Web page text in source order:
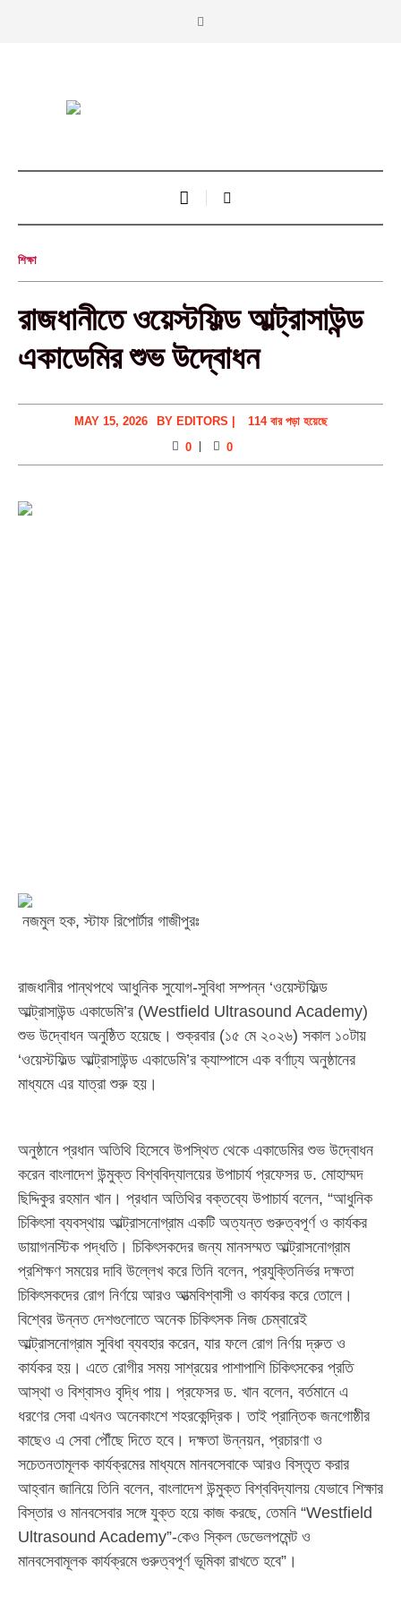
শিক্ষা
রাজধানীতে ওয়েস্টফিল্ড আল্ট্রাসাউন্ড
একাডেমির শুভ উদ্বোধন
MAY 15, 2026 BY EDITORS
114 বার পড়া হয়েছে
0
0
নজমুল হক, স্টাফ রিপোর্টার গাজীপুরঃ
রাজধানীর পান্থপথে আধুনিক সুযোগ-সুবিধা সম্পন্ন ‘ওয়েস্টফিল্ড
আল্ট্রাসাউন্ড একাডেমি’র (Westfield Ultrasound Academy)
শুভ উদ্বোধন অনুষ্ঠিত হয়েছে। শুক্রবার (১৫ মে ২০২৬) সকাল ১০টায়
‘ওয়েস্টফিল্ড আল্ট্রাসাউন্ড একাডেমি’র ক্যাম্পাসে এক বর্ণাঢ্য অনুষ্ঠানের
মাধ্যমে এর যাত্রা শুরু হয়।
অনুষ্ঠানে প্রধান অতিথি হিসেবে উপস্থিত থেকে একাডেমির শুভ উদ্বোধন
করেন বাংলাদেশ উন্মুক্ত বিশ্ববিদ্যালয়ের উপাচার্য প্রফেসর ড. মোহাম্মদ
ছিদ্দিকুর রহমান খান। প্রধান অতিথির বক্তব্যে উপাচার্য বলেন, “আধুনিক
চিকিৎসা ব্যবস্থায় আল্ট্রাসনোগ্রাম একটি অত্যন্ত গুরুত্বপূর্ণ ও কার্যকর
ডায়াগনস্টিক পদ্ধতি। চিকিৎসকদের জন্য মানসম্মত আল্ট্রাসনোগ্রাম
প্রশিক্ষণ সময়ের দাবি উল্লেখ করে তিনি বলেন, প্রযুক্তিনির্ভর দক্ষতা
চিকিৎসকদের রোগ নির্ণয়ে আরও আত্মবিশ্বাসী ও কার্যকর করে তোলে।
বিশ্বের উন্নত দেশগুলোতে অনেক চিকিৎসক নিজ চেম্বারেই
আল্ট্রাসনোগ্রাম সুবিধা ব্যবহার করেন, যার ফলে রোগ নির্ণয় দ্রুত ও
কার্যকর হয়। এতে রোগীর সময় সাশ্রয়ের পাশাপাশি চিকিৎসকের প্রতি
আস্থা ও বিশ্বাসও বৃদ্ধি পায়। প্রফেসর ড. খান বলেন, বর্তমানে এ
ধরণের সেবা এখনও অনেকাংশে শহরকেন্দ্রিক। তাই প্রান্তিক জনগোষ্ঠীর
কাছেও এ সেবা পৌঁছে দিতে হবে। দক্ষতা উন্নয়ন, প্রচারণা ও
সচেতনতামূলক কার্যক্রমের মাধ্যমে মানবসেবাকে আরও বিস্তৃত করার
আহ্বান জানিয়ে তিনি বলেন, বাংলাদেশ উন্মুক্ত বিশ্ববিদ্যালয় যেভাবে শিক্ষার
বিস্তার ও মানবসেবার সঙ্গে যুক্ত হয়ে কাজ করছে, তেমনি “Westfield
Ultrasound Academy”-কেও স্কিল ডেভেলপমেন্ট ও
মানবসেবামূলক কার্যক্রমে গুরুত্বপূর্ণ ভূমিকা রাখতে হবে”।